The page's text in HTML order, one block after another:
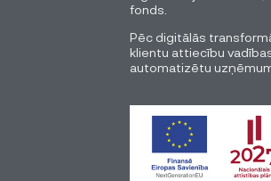
fonds.
Pēc digitālās
klientu attiecību
automatizētu